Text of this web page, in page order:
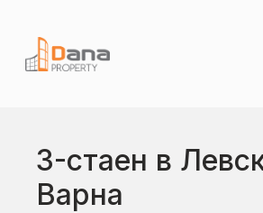
3-стаен в
Варна